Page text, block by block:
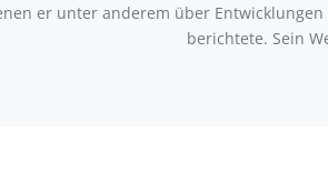
er unter anderem über
berichtete. Sein